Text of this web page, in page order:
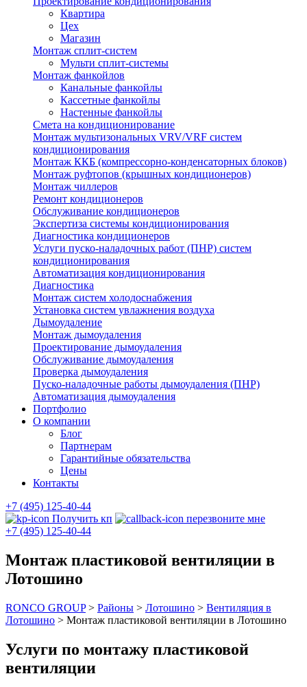
Квартира
Цех
Магазин
Монтаж сплит-систем
Мульти сплит-системы
Монтаж фанкойлов
Канальные фанкойлы
Кассетные фанкойлы
Настенные фанкойлы
Смета на кондиционирование
Монтаж мультизональных VRV/VRF систем
кондиционирования
Монтаж ККБ (компрессорно-конденсаторных блоков)
Монтаж руфтопов (крышных кондиционеров)
Монтаж чиллеров
Ремонт кондиционеров
Обслуживание кондиционеров
Экспертиза системы кондиционирования
Диагностика кондиционеров
Услуги пуско-наладочных работ (ПНР) систем
кондиционирования
Автоматизация кондиционирования
Диагностика
Монтаж систем холодоснабжения
Установка систем увлажнения воздуха
Дымоудаление
Монтаж дымоудаления
Проектирование дымоудаления
Обслуживание дымоудаления
Проверка дымоудаления
Пуско-наладочные работы дымоудаления (ПНР)
Автоматизация дымоудаления
Портфолио
О компании
Блог
Партнерам
Гарантийные обязательства
Цены
Контакты
+7 (495) 125-40-44
Получить кп
перезвоните мне
+7 (495) 125-40-44
Монтаж пластиковой вентиляции в
Лотошино
RONCO GROUP> Районы > Лотошино > Вентиляция в
Лотошино > Монтаж пластиковой вентиляции в Лотошино
Услуги по монтажу пластиковой
вентиляции